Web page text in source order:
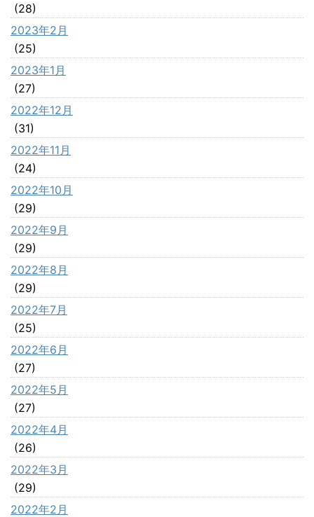
(28)
2023年2月
(25)
2023年1月
(27)
2022年12月
(31)
2022年11月
(24)
2022年10月
(29)
2022年9月
(29)
2022年8月
(29)
2022年7月
(25)
2022年6月
(27)
2022年5月
(27)
2022年4月
(26)
2022年3月
(29)
2022年2月